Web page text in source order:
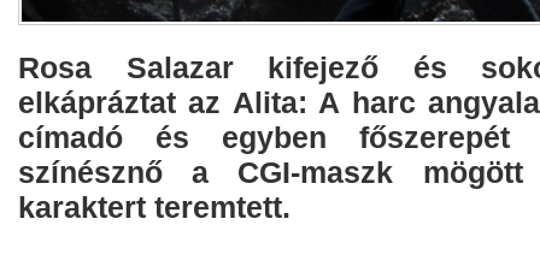
Rosa Salazar kifejező és
elkápráztat az Alita: A harc
címadó és egyben főszerepét
színésznő a CGI-maszk
karaktert teremtett.